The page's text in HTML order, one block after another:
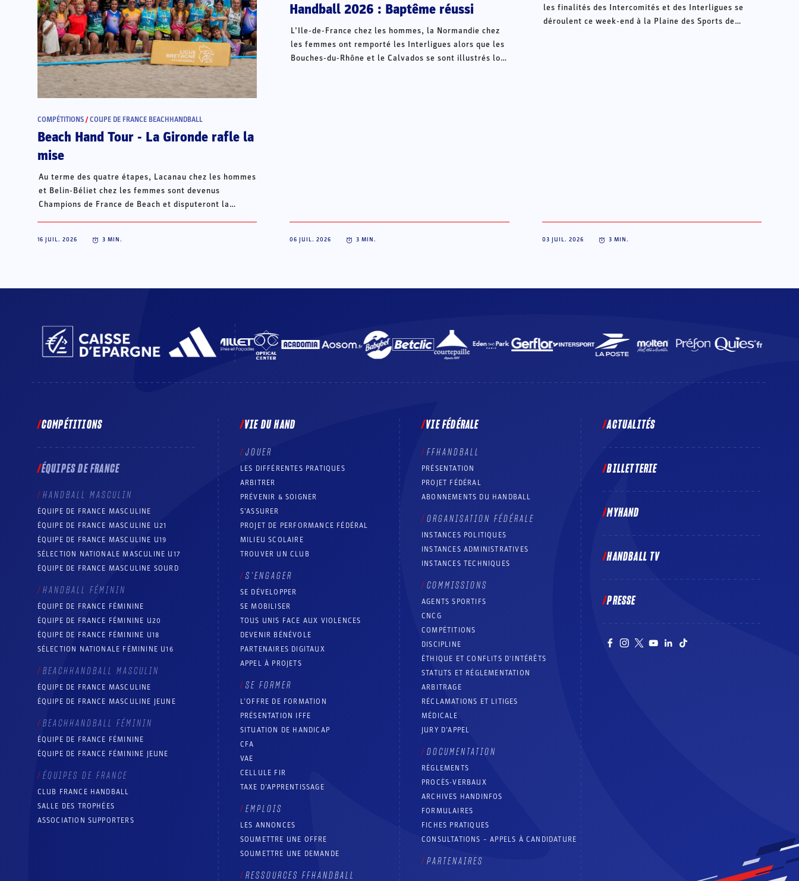
COMPÉTITIONS /COUPE DE FRANCE BEACHHANDBALL
Beach Hand Tour - La Gironde rafle la
mise
Au terme des quatre étapes, Lacanau chez les hommes
et Belin-Béliet chez les femmes sont devenus
Champions de France de Beach et disputeront la
16 JUIL. 2026 3 MIN.
Handball 2026 : Baptême réussi
L’Ile-de-France chez les hommes, la Normandie chez
les femmes ont remporté les Interligues alors que les
Bouches-du-Rhône et le Calvados se sont illustrés lors
06 JUIL. 2026 3 MIN.
les finalités des Intercomités et des Interligues se
déroulent ce week-end à la Plaine des Sports de
03 JUIL. 2026 3 MIN.
COMPÉTITIONS
ÉQUIPES DE FRANCE
HANDBALL MASCULIN
ÉQUIPE DE FRANCE MASCULINE
ÉQUIPE DE FRANCE MASCULINE U21
ÉQUIPE DE FRANCE MASCULINE U19
SÉLECTION NATIONALE MASCULINE U17
ÉQUIPE DE FRANCE MASCULINE SOURD
HANDBALL FÉMININ
ÉQUIPE DE FRANCE FÉMININE
ÉQUIPE DE FRANCE FÉMININE U20
ÉQUIPE DE FRANCE FÉMININE U18
SÉLECTION NATIONALE FÉMININE U16
BEACHHANDBALL MASCULIN
ÉQUIPE DE FRANCE MASCULINE
ÉQUIPE DE FRANCE MASCULINE JEUNE
BEACHHANDBALL FÉMININ
ÉQUIPE DE FRANCE FÉMININE
ÉQUIPE DE FRANCE FÉMININE JEUNE
ÉQUIPES DE FRANCE
CLUB FRANCE HANDBALL
SALLE DES TROPHÉES
ASSOCIATION SUPPORTERS
VIE DU HAND
JOUER
LES DIFFÉRENTES PRATIQUES
ARBITRER
PRÉVENIR & SOIGNER
S’ASSURER
PROJET DE PERFORMANCE FÉDÉRAL
MILIEU SCOLAIRE
TROUVER UN CLUB
S’ENGAGER
SE DÉVELOPPER
SE MOBILISER
TOUS UNIS FACE AUX VIOLENCES
DEVENIR BÉNÉVOLE
PARTENAIRES DIGITAUX
APPEL À PROJETS
SE FORMER
L’OFFRE DE FORMATION
PRÉSENTATION IFFE
SITUATION DE HANDICAP
CFA
VAE
CELLULE FIR
TAXE D’APPRENTISSAGE
EMPLOIS
LES ANNONCES
SOUMETTRE UNE OFFRE
SOUMETTRE UNE DEMANDE
RESSOURCES FFHANDBALL
VIE FÉDÉRALE
FFHANDBALL
PRÉSENTATION
PROJET FÉDÉRAL
ABONNEMENTS DU HANDBALL
ORGANISATION FÉDÉRALE
INSTANCES POLITIQUES
INSTANCES ADMINISTRATIVES
INSTANCES TECHNIQUES
COMMISSIONS
AGENTS SPORTIFS
CNCG
COMPÉTITIONS
DISCIPLINE
ÉTHIQUE ET CONFLITS D'INTÉRÊTS
STATUTS ET RÉGLEMENTATION
ARBITRAGE
RÉCLAMATIONS ET LITIGES
MÉDICALE
JURY D’APPEL
DOCUMENTATION
RÈGLEMENTS
PROCÈS-VERBAUX
ARCHIVES HANDINFOS
FORMULAIRES
FICHES PRATIQUES
CONSULTATIONS – APPELS À CANDIDATURE
PARTENAIRES
ACTUALITÉS
BILLETTERIE
MYHAND
HANDBALL TV
PRESSE